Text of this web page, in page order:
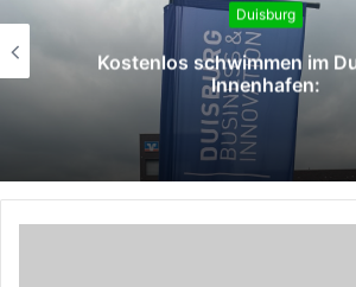
Duisburg
Kostenlos schwimmen im Duisburger
Innenhafen: